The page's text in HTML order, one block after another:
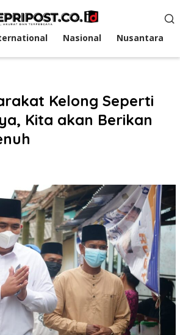
Nasional Nusantara
Kelong Seperti
Kita akan Berikan